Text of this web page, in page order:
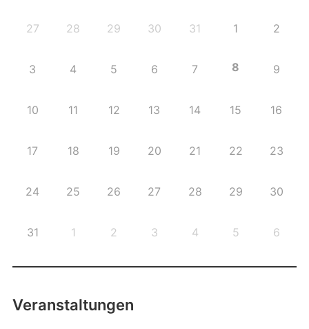
27 28 29 30 31 1 2
3 4 5 6 7 8 9
10 11 12 13 14 15 16
17 18 19 20 21 22 23
24 25 26 27 28 29 30
31 1 2 3 4 5 6
Veranstaltungen